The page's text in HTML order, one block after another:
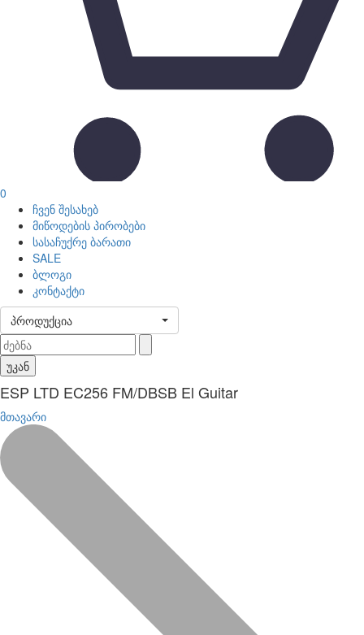
0
ჩვენ შესახებ
მიწოდების პირობები
სასაჩუქრე ბარათი
SALE
ბლოგი
კონტაქტი
პროდუქცია
უკან
ESP LTD EC256 FM/DBSB El Guitar
მთავარი